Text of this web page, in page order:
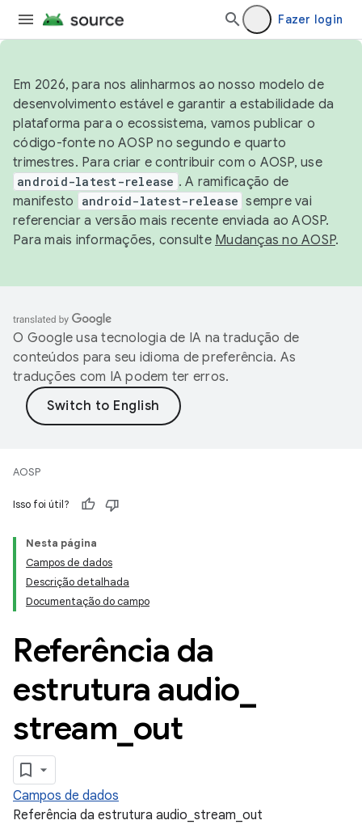
Fazer login
Em 2026, para nos alinharmos ao nosso modelo de
desenvolvimento estável e garantir a estabilidade da
plataforma para o ecossistema, vamos publicar o
código-fonte no AOSP no segundo e quarto
trimestres. Para criar e contribuir com o AOSP, use
android-latest-release . A ramificação de
manifesto
android-latest-release sempre vai
referenciar a versão mais recente enviada ao AOSP.
Para mais informações, consulte Mudanças no AOSP.
O Google usa tecnologia de IA na tradução de
conteúdos para seu idioma de preferência. As
traduções com IA podem ter erros.
AOSP
Isso foi útil?
Nesta página
Campos de dados
Descrição detalhada
Documentação do campo
Referência da
estrutura audio
stream out
Campos de dados
Referência da estrutura audio_stream_out